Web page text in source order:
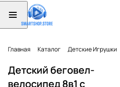
Главная Каталог Детские Игрушки
Детский беговел-
велосипед 8в1 с